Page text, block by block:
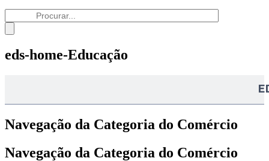
eds-home-Educação
Navegação da Categoria do Comércio
Navegação da Categoria do Comércio